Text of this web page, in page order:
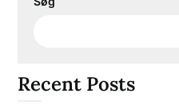
Recent Posts